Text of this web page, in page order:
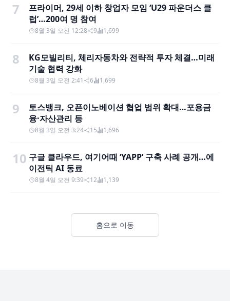
7
프라이머, 29세 이하 창업자 모임 ‘U29 파운더스 클
럽’…200여 명 참여
8월 3일 오전 12:28 9 1,699
8
KG모빌리티, 체리자동차와 전략적 투자 체결…미래
기술 협력 강화
8월 3일 오전 2:41 6 1,699
9
토스뱅크, 오픈이노베이션 협업 범위 확대…포용금
융·자산관리 등
8월 3일 오전 3:24 15 1,696
10 구글 클라우드, 여기어때 ‘YAPP’ 구축 사례 공개…에
이전틱 AI 동료
8월 4일 오전 9:39 12 1,139
홈으로 이동